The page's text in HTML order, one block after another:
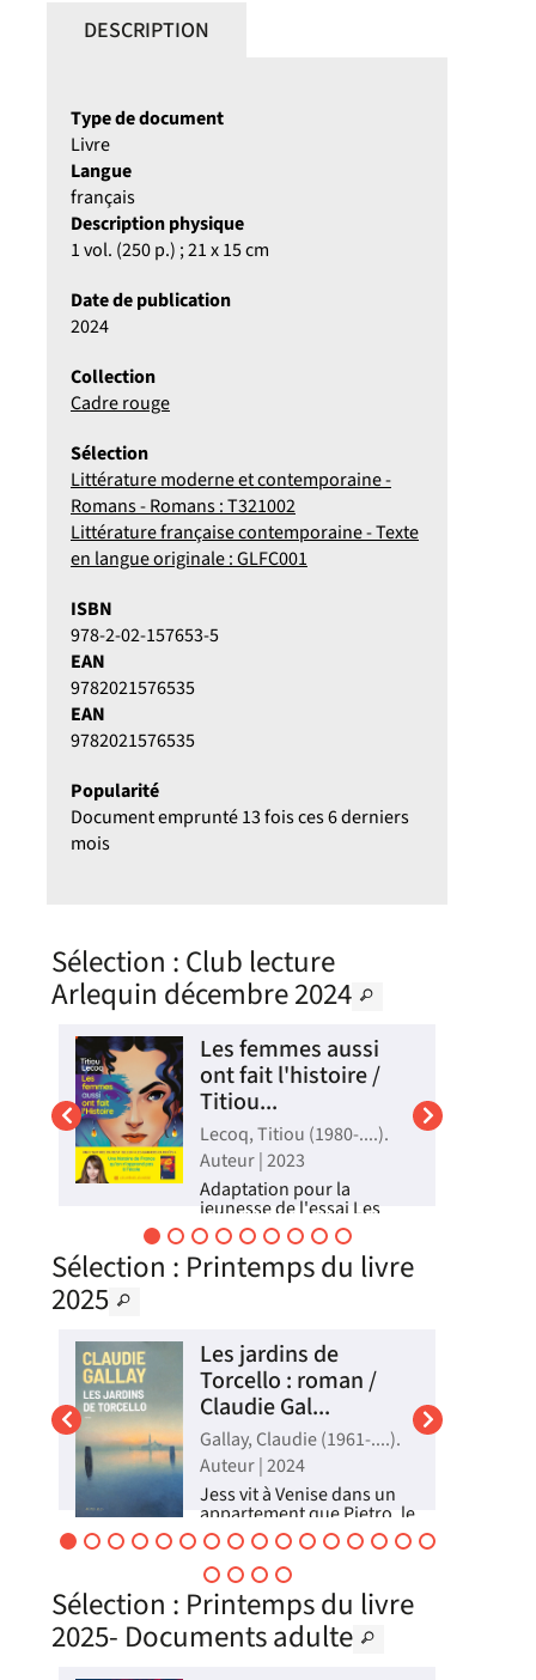
DESCRIPTION
Type de document
Livre
Langue
français
Description physique
1 vol. (250 p.) ; 21 x 15 cm
Date de publication
2024
Collection
Cadre rouge
Sélection
Littérature moderne et contemporaine -
Romans - Romans : T321002
Littérature française contemporaine - Texte
en langue originale : GLFC001
ISBN
978-2-02-157653-5
EAN
9782021576535
EAN
9782021576535
Popularité
Document emprunté 13 fois ces 6 derniers
mois
Sélection : Club lecture
Arlequin décembre 2024
Les femmes aussi
ont fait l'histoire /
Titiou...
Lecoq, Titiou (1980-....).
Auteur | 2023
Adaptation pour la
jeunesse de l'essai Les
grandes oubliées :
pourquoi l'histoire a effacé
les femmes, cet ouvrage
revisite l'histoire de France
des femmes. ©Electre 2024
Livre
Sélection : Printemps du livre
2025
Les jardins de
Torcello : roman /
Claudie Gal...
Gallay, Claudie (1961-....).
Auteur | 2024
Jess vit à Venise dans un
appartement que Pietro, le
fils de madame Barnes, lui
prête. Lorsqu'il se décide à
vendre, il la met en contact
avec Maxence Darsène, un
avocat pénaliste réputé
dans la région qui habite
une petite maison...
Sélection : Printemps du livre
2025- Documents adulte